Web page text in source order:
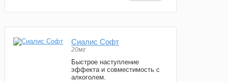
Сиалис Софт
20мг
Быстрое наступление
эффекта и совместимость с
алкоголем.